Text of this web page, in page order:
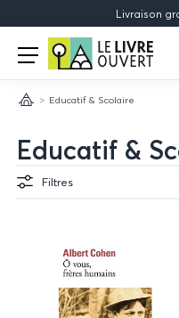
Livraison
Le
Livre
Ouvert
Open
menu
AccueilEducatif & Scolaire
Educatif &
Filtres